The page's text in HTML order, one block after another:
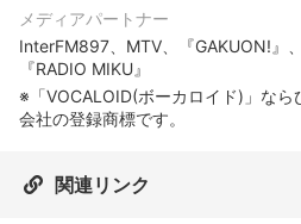
メディアパートナー
InterFM897、MTV、『GAKUON!』
『RADIO MIKU』
※「VOCALOID(ボーカロイド)」な
会社の登録商標です。
関連リンク